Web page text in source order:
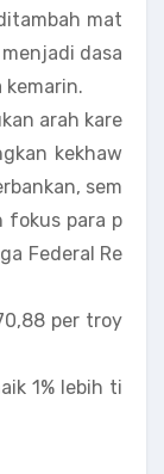
mat
dasa
kemarin.
arah kare
kekhaw
sem
fokus para p
Federal Re
per troy
1% lebih ti